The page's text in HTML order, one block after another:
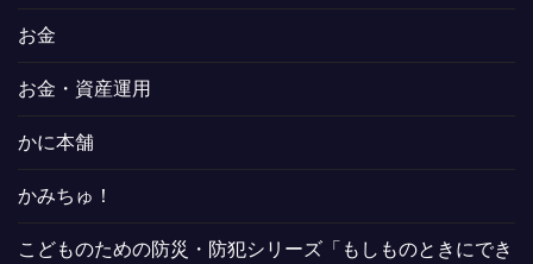
お金
お金・資産運用
かに本舗
かみちゅ！
こどものための防災・防犯シリーズ「もしものときにでき